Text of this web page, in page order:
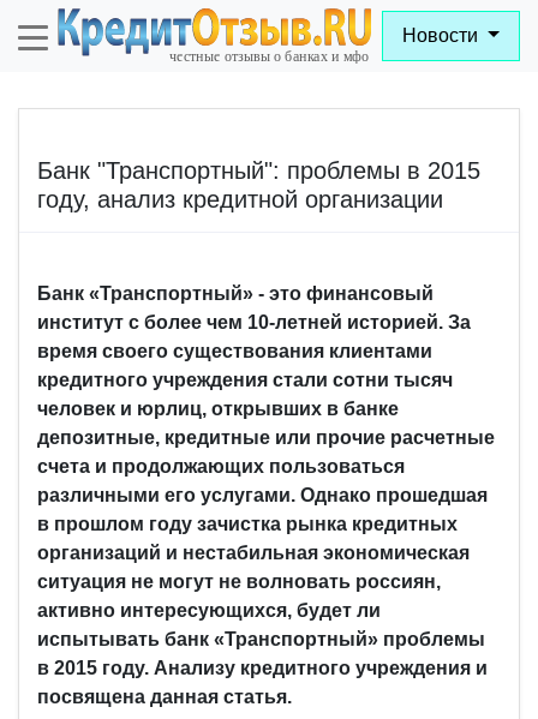
Новости
Банк "Транспортный": проблемы в 2015
году, анализ кредитной организации
Банк «Транспортный» - это финансовый
институт с более чем 10-летней историей. За
время своего существования клиентами
кредитного учреждения стали сотни тысяч
человек и юрлиц, открывших в банке
депозитные, кредитные или прочие расчетные
счета и продолжающих пользоваться
различными его услугами. Однако прошедшая
в прошлом году зачистка рынка кредитных
организаций и нестабильная экономическая
ситуация не могут не волновать россиян,
активно интересующихся, будет ли
испытывать банк «Транспортный» проблемы
в 2015 году. Анализу кредитного учреждения и
посвящена данная статья.